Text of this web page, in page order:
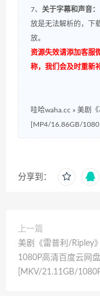
7、 关于字幕和声音：
放是无法解析的，下
放。
资源失效请添加客服
称，我们会及时重新
哇哈waha.cc » 美剧
[MP4/16.86GB/
分享到：
上一篇
美剧《雷普利/Ripley
1080P高清百度云网
[MKV/21.11GB/